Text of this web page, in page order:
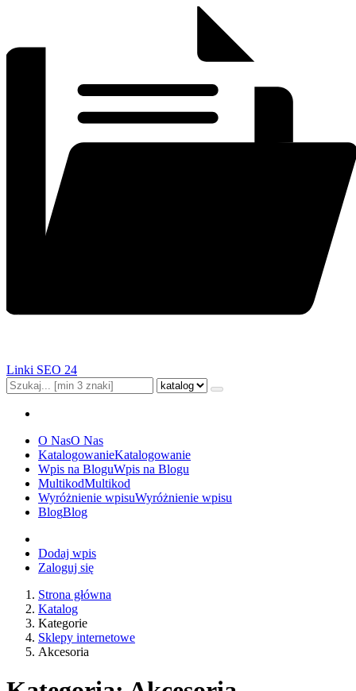
Linki SEO 24
O NasO Nas
KatalogowanieKatalogowanie
Wpis na BloguWpis na Blogu
MultikodMultikod
Wyróżnienie wpisuWyróżnienie wpisu
BlogBlog
Dodaj wpis
Zaloguj się
Strona główna
Katalog
Kategorie
Sklepy internetowe
Akcesoria